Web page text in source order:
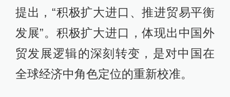
提出，“积极扩大进口、推进贸易平衡
发展”。积极扩大进口，体现出中国外
贸发展逻辑的深刻转变，是对中国在
全球经济中角色定位的重新校准。